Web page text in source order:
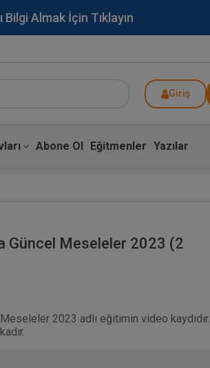
Almak İçin Tıklayın
Giriş
Abone Ol Eğitmenler Yazılar
Güncel Meseleler 2023 (2
2023 adlı eğitimin video kaydıdır.